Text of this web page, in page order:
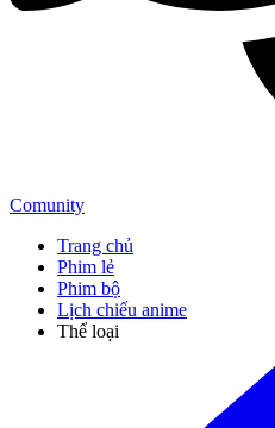
Comunity
Trang chủ
Phim lẻ
Phim bộ
Lịch chiếu anime
Thể loại